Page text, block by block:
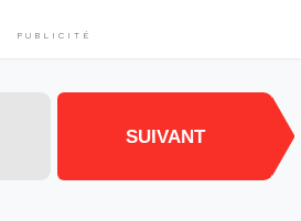
PUBLICITÉ
SUIVANT